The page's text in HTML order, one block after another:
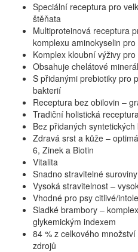
Speciální receptura pro
štěňata
Multiproteinová receptura
komplexu aminokyselin
Komplex kloubní výživy
Obsahuje chelátové
S přidanými prebiotiky pro
bakterií
Receptura bez obilovin –
Tradiční holistická
Bez přidaných
Zdravá srst a kůže –
6, Zinek a Biotin
Vitalita
Snadno stravitelné suroviny
Vysoká stravitelnost –
Vhodné pro psy citlivé/
Sladké brambory –
glykemickým indexem
84 % z celkového
zdrojů